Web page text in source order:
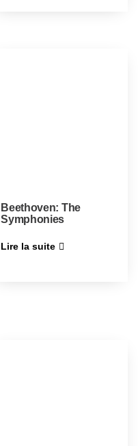
Beethoven: The
Symphonies
Lire la suite